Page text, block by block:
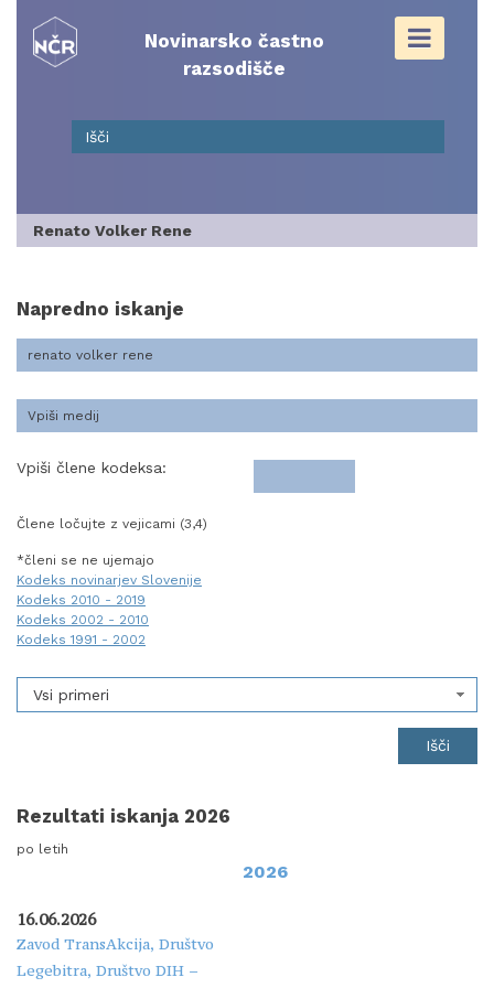
content
Novinarsko častno
razsodišče
Renato Volker Rene
Napredno iskanje
Vpiši člene kodeksa:
Člene ločujte z vejicami (3,4)
*členi se ne ujemajo
Kodeks novinarjev Slovenije
Kodeks 2010 - 2019
Kodeks 2002 - 2010
Kodeks 1991 - 2002
Vsi primeri
Rezultati iskanja 2026
po letih
2026
16.06.2026
Zavod TransAkcija, Društvo
Legebitra, Društvo DIH –